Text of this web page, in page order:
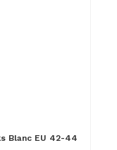
Blanc EU 42-44